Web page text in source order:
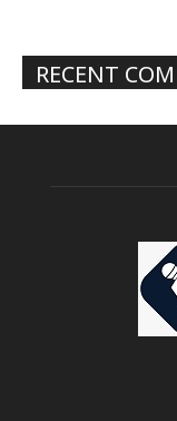
RECENT